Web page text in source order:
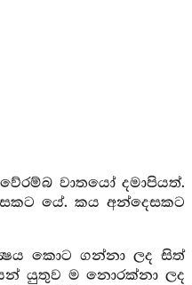
වාතයෝ දමාපියත්.
යේ. කය අන්දෙසකට
කොට ගන්නා ලද සිත්
යුතුව ම නොරක්නා ලද